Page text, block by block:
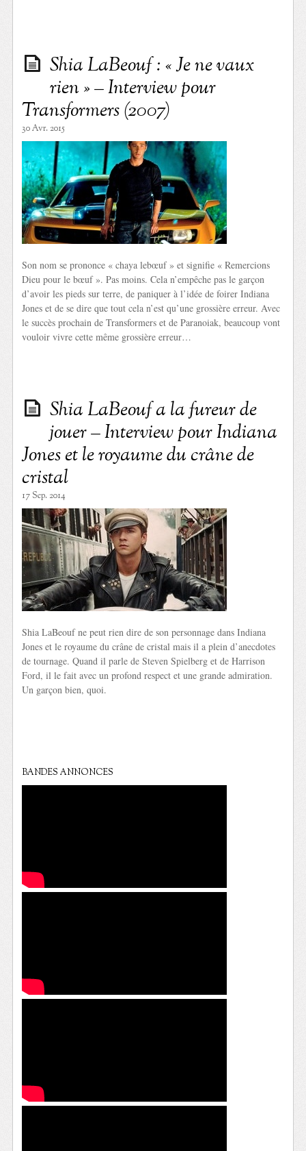
Shia LaBeouf : « Je ne vaux
rien » – Interview pour
Transformers (2007)
30 Avr. 2015
Son nom se prononce « chaya lebœuf » et signifie « Remercions
Dieu pour le bœuf ». Pas moins. Cela n’empêche pas le garçon
d’avoir les pieds sur terre, de paniquer à l’idée de foirer Indiana
Jones et de se dire que tout cela n’est qu’une grossière erreur. Avec
le succès prochain de Transformers et de Paranoiak, beaucoup vont
vouloir vivre cette même grossière erreur…
Shia LaBeouf a la fureur de
jouer – Interview pour Indiana
Jones et le royaume du crâne de
cristal
17 Sep. 2014
Shia LaBeouf ne peut rien dire de son personnage dans Indiana
Jones et le royaume du crâne de cristal mais il a plein d’anecdotes
de tournage. Quand il parle de Steven Spielberg et de Harrison
Ford, il le fait avec un profond respect et une grande admiration.
Un garçon bien, quoi.
BANDES ANNONCES